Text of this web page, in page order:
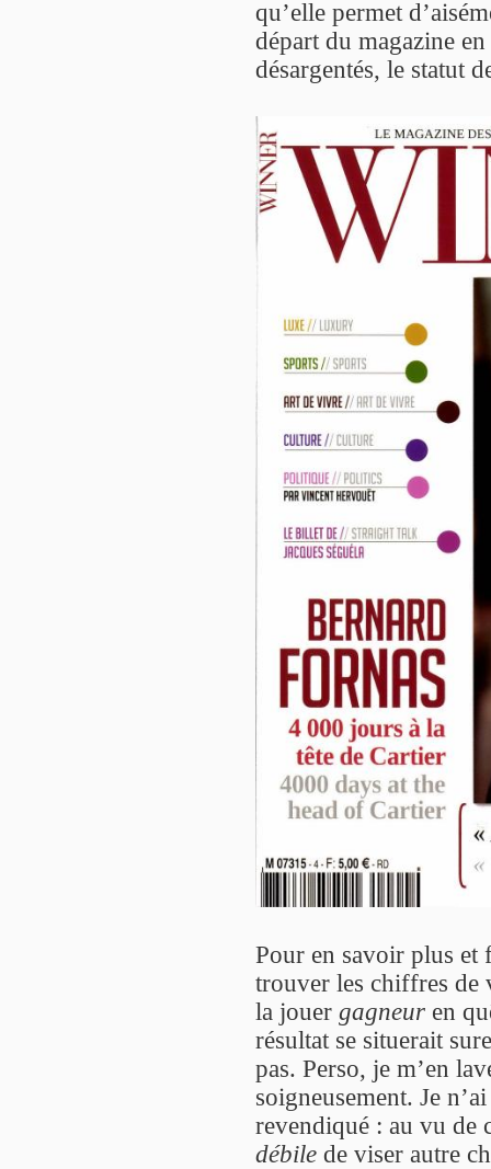
qu’elle permet
départ du magazine
désargentés, le statut
Pour en savoir plus et
trouver les chiffres de
la jouer gagneur en
résultat se situerait
pas. Perso, je m’en
soigneusement. Je
revendiqué : au vu de
débile de viser autre